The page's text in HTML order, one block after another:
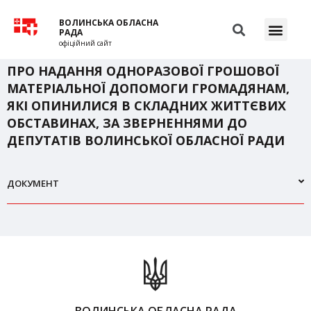
ВОЛИНСЬКА ОБЛАСНА
РАДА
офіційний сайт
ПРО НАДАННЯ ОДНОРАЗОВОЇ ГРОШОВОЇ
МАТЕРІАЛЬНОЇ ДОПОМОГИ ГРОМАДЯНАМ,
ЯКІ ОПИНИЛИСЯ В СКЛАДНИХ ЖИТТЄВИХ
ОБСТАВИНАХ, ЗА ЗВЕРНЕННЯМИ ДО
ДЕПУТАТІВ ВОЛИНСЬКОЇ ОБЛАСНОЇ РАДИ
ДОКУМЕНТ